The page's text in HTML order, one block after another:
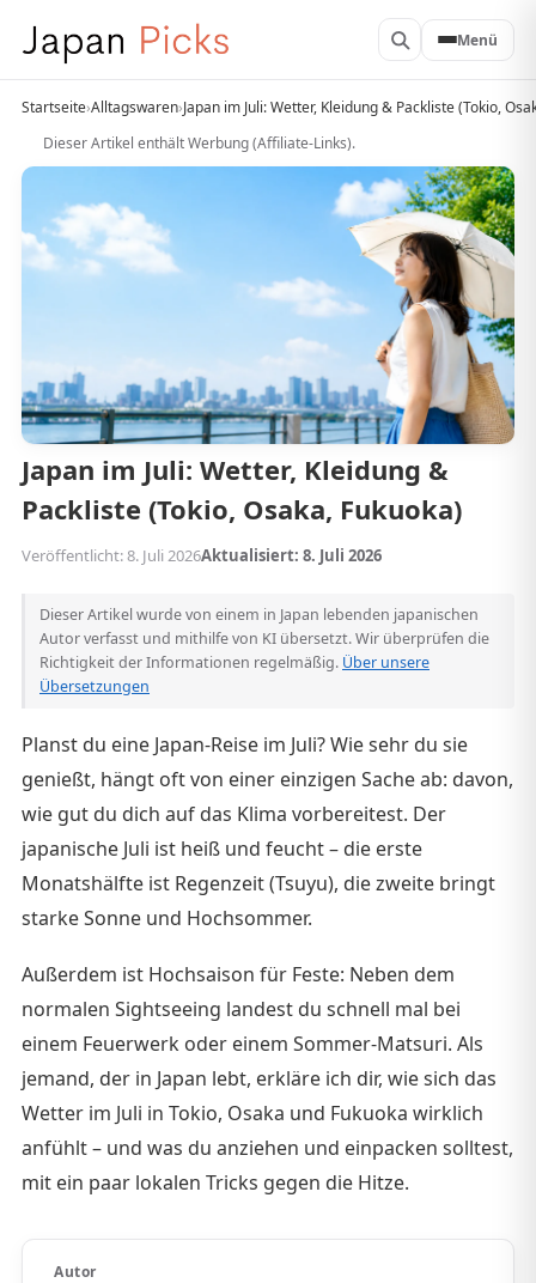
Menü
Startseite›Alltagswaren›Japan im Juli: Wetter, Kleidung & Packliste (Tokio,
Dieser Artikel enthält Werbung (Affiliate-Links).
Japan im Juli: Wetter, Kleidung &
Packliste (Tokio, Osaka, Fukuoka)
Veröffentlicht: 8. Juli 2026Aktualisiert: 8. Juli 2026
Dieser Artikel wurde von einem in Japan lebenden japanischen
Autor verfasst und mithilfe von KI übersetzt. Wir überprüfen die
Richtigkeit der Informationen regelmäßig. Über unsere
Übersetzungen
Planst du eine Japan-Reise im Juli? Wie sehr du sie
genießt, hängt oft von einer einzigen Sache ab: davon,
wie gut du dich auf das Klima vorbereitest. Der
japanische Juli ist heiß und feucht – die erste
Monatshälfte ist Regenzeit (Tsuyu), die zweite bringt
starke Sonne und Hochsommer.
Außerdem ist Hochsaison für Feste: Neben dem
normalen Sightseeing landest du schnell mal bei
einem Feuerwerk oder einem Sommer-Matsuri. Als
jemand, der in Japan lebt, erkläre ich dir, wie sich das
Wetter im Juli in Tokio, Osaka und Fukuoka wirklich
anfühlt – und was du anziehen und einpacken solltest,
mit ein paar lokalen Tricks gegen die Hitze.
Autor